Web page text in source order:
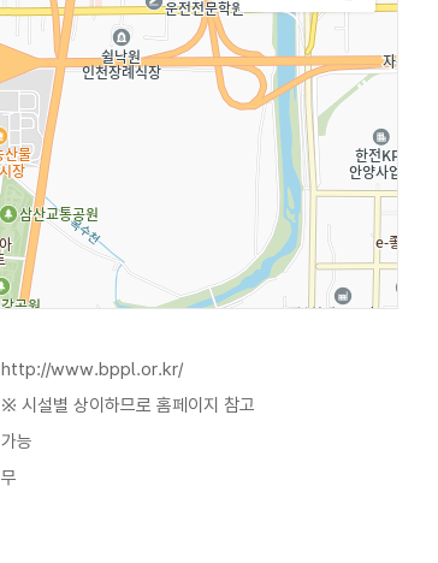
http://www.bppl.or.kr/
※ 시설별 상이하므로 홈페이지 참고
가능
무